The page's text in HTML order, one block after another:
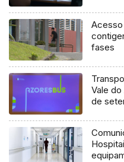
Acesso
fases
Vale do
de